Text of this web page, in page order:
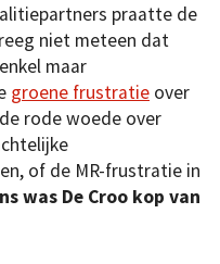
praatte de
niet meteen dat
maar
groene frustratie over
rode woede over
of de MR-frustratie in
was De Croo kop van